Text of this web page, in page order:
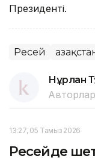
Президенті.
Ресей
Нұрлан
Авторлар
13:27, 05 Тамыз 2026
Ресейде